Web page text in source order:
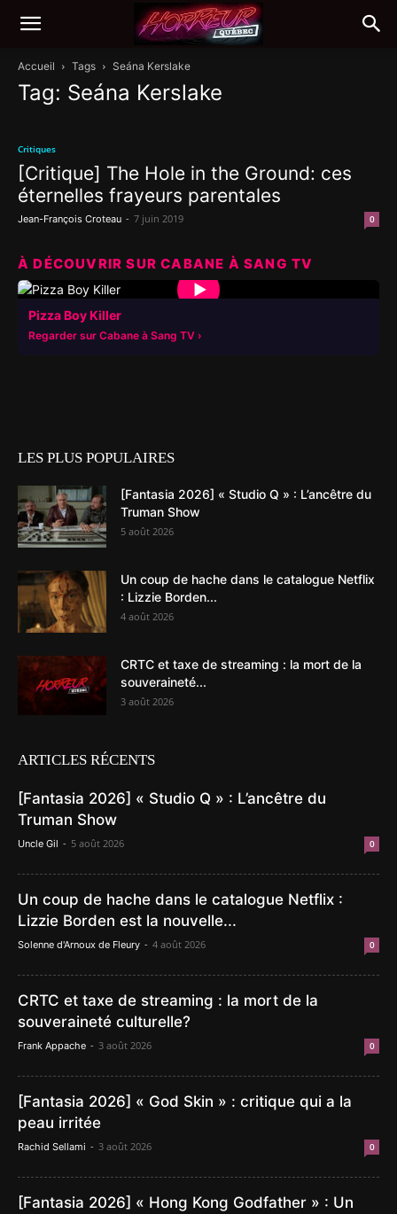
Accueil Tags Seána Kerslake
Tag: Seána Kerslake
Critiques
[Critique] The Hole in the Ground: ces
éternelles frayeurs parentales
Jean-François Croteau - 7 juin 2019 0
À DÉCOUVRIR SUR CABANE À SANG TV
▶
Pizza Boy Killer
Regarder sur Cabane à Sang TV
LES PLUS POPULAIRES
[Fantasia 2026] « Studio Q » : L’ancêtre du
Truman Show
5 août 2026
Un coup de hache dans le catalogue Netflix
: Lizzie Borden...
4 août 2026
CRTC et taxe de streaming : la mort de la
souveraineté...
3 août 2026
ARTICLES RÉCENTS
[Fantasia 2026] « Studio Q » : L’ancêtre du
Truman Show
Uncle Gil - 5 août 2026 0
Un coup de hache dans le catalogue Netflix :
Lizzie Borden est la nouvelle...
Solenne d'Arnoux de Fleury - 4 août 2026 0
CRTC et taxe de streaming : la mort de la
souveraineté culturelle?
Frank Appache - 3 août 2026 0
[Fantasia 2026] « God Skin » : critique qui a la
peau irritée
Rachid Sellami - 3 août 2026 0
[Fantasia 2026] « Hong Kong Godfather » : Un